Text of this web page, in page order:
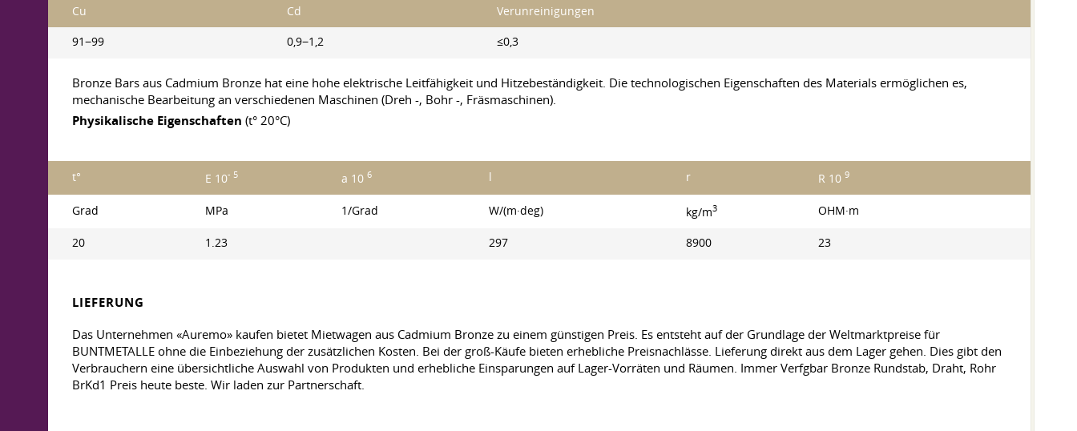
Cu Cd Verunreinigungen
91−99 0,9−1,2 ≤0,3
Bronze Bars aus Cadmium Bronze hat eine hohe elektrische Leitfähigkeit und Hitzebeständigkeit. Die technologischen Eigenschaften des Materials ermöglichen es,
mechanische Bearbeitung an verschiedenen Maschinen (Dreh -, Bohr -, Fräsmaschinen).
Physikalische Eigenschaften (t° 20°C)
t° E 10- 5 a 10 6 l r R 10 9
Grad MPa 1/Grad W/(m·deg) kg/m3 OHM·m
20 1.23 297 8900 23
LIEFERUNG
Das Unternehmen «Auremo» kaufen bietet Mietwagen aus Cadmium Bronze zu einem günstigen Preis. Es entsteht auf der Grundlage der Weltmarktpreise für
BUNTMETALLE ohne die Einbeziehung der zusätzlichen Kosten. Bei der groß-Käufe bieten erhebliche Preisnachlässe. Lieferung direkt aus dem Lager gehen. Dies gibt den
Verbrauchern eine übersichtliche Auswahl von Produkten und erhebliche Einsparungen auf Lager-Vorräten und Räumen. Immer Verfgbar Bronze Rundstab, Draht, Rohr
BrKd1 Preis heute beste. Wir laden zur Partnerschaft.